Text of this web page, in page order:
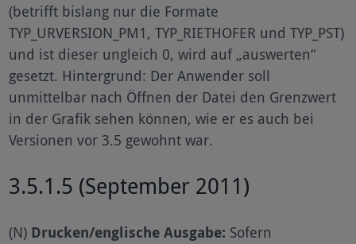
(betrifft bislang nur die Formate
TYP_URVERSION_PM1, TYP_RIETHOFER und TYP_PST)
und ist dieser ungleich 0, wird auf „auswerten“
gesetzt. Hintergrund: Der Anwender soll
unmittelbar nach Öffnen der Datei den Grenzwert
in der Grafik sehen können, wie er es auch bei
Versionen vor 3.5 gewohnt war.
3.5.1.5 (September 2011)
(N) Drucken/englische Ausgabe: Sofern